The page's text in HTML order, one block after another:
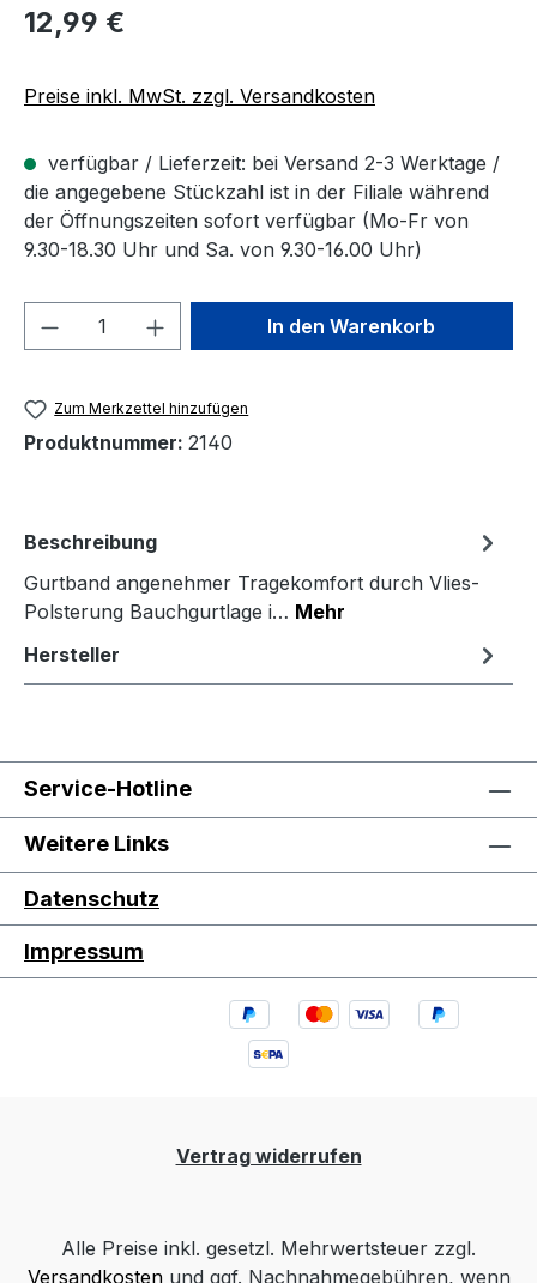
Regulärer Preis:
12,99 €
Preise inkl. MwSt. zzgl. Versandkosten
verfügbar / Lieferzeit: bei Versand 2-3 Werktage /
die angegebene Stückzahl ist in der Filiale während
der Öffnungszeiten sofort verfügbar (Mo-Fr von
9.30-18.30 Uhr und Sa. von 9.30-16.00 Uhr)
Produkt Anzahl: Gib denIn den Warenkorb
Zum Merkzettel hinzufügen
Produktnummer: 2140
Beschreibung
Gurtband angenehmer Tragekomfort durch Vlies-
Polsterung Bauchgurtlage i… Mehr
Hersteller
Service-Hotline
Weitere Links
Datenschutz
Impressum
Vertrag widerrufen
Alle Preise inkl. gesetzl. Mehrwertsteuer zzgl.
Versandkostenund ggf. Nachnahmegebühren, wenn